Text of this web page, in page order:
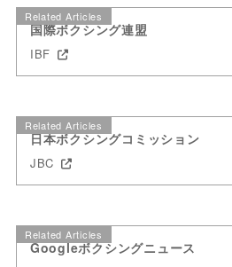
Related Articles
国際ボクシング連盟
IBF
Related Articles
日本ボクシングコミッション
JBC
Related Articles
Googleボクシングニュース